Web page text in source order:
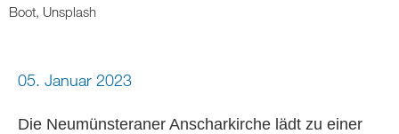
Boot, Unsplash
05. Januar 2023
Die Neumünsteraner Anscharkirche lädt zu einer